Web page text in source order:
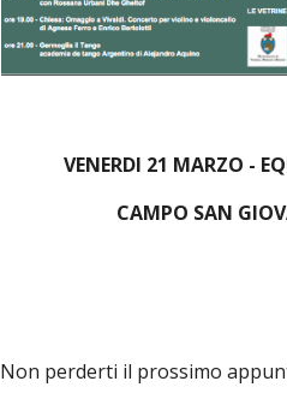
VENERDI 21 MARZO -
CAMPO SAN
Non perderti il prossimo